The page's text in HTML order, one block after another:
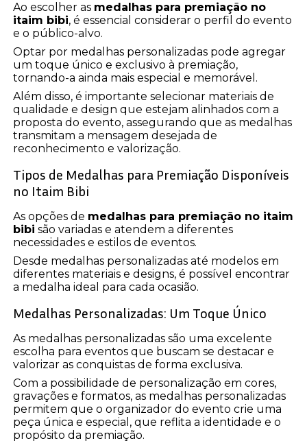
Ao escolher as medalhas para premiação no
itaim bibi, é essencial considerar o perfil do evento
e o público-alvo.
Optar por medalhas personalizadas pode agregar
um toque único e exclusivo à premiação,
tornando-a ainda mais especial e memorável.
Além disso, é importante selecionar materiais de
qualidade e design que estejam alinhados com a
proposta do evento, assegurando que as medalhas
transmitam a mensagem desejada de
reconhecimento e valorização.
Tipos de Medalhas para Premiação Disponíveis
no Itaim Bibi
As opções de medalhas para premiação no itaim
bibi são variadas e atendem a diferentes
necessidades e estilos de eventos.
Desde medalhas personalizadas até modelos em
diferentes materiais e designs, é possível encontrar
a medalha ideal para cada ocasião.
Medalhas Personalizadas: Um Toque Único
As medalhas personalizadas são uma excelente
escolha para eventos que buscam se destacar e
valorizar as conquistas de forma exclusiva.
Com a possibilidade de personalização em cores,
gravações e formatos, as medalhas personalizadas
permitem que o organizador do evento crie uma
peça única e especial, que reflita a identidade e o
propósito da premiação.